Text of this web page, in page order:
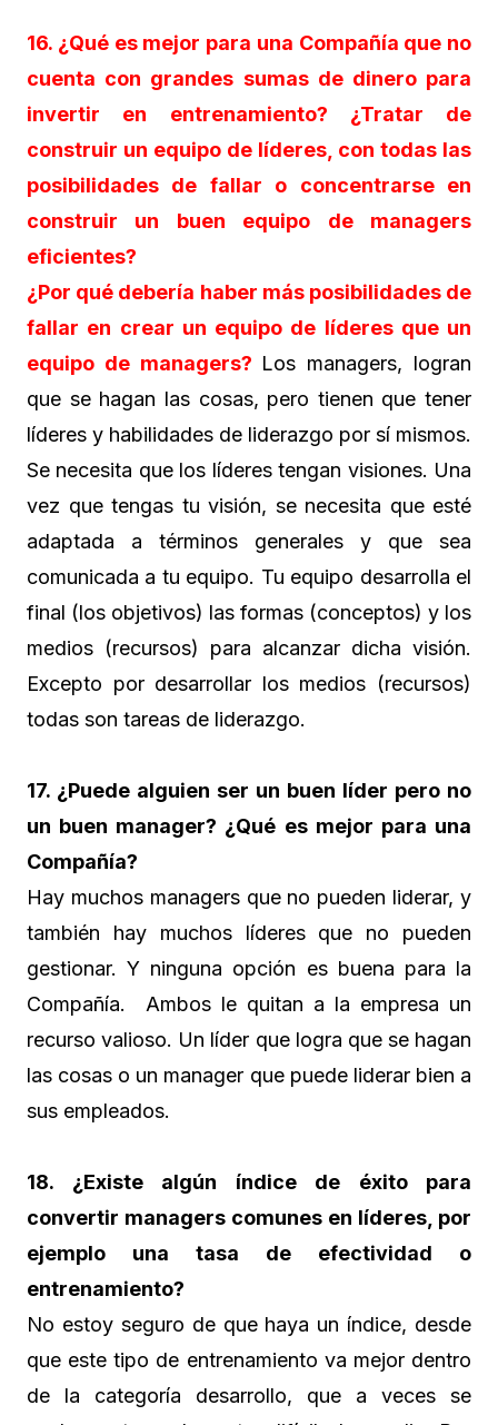
16. ¿Qué es mejor para una Compañía que no
cuenta con grandes sumas de dinero para
invertir en entrenamiento? ¿Tratar de
construir un equipo de líderes, con todas las
posibilidades de fallar o concentrarse en
construir un buen equipo de managers
eficientes?
¿Por qué debería haber más posibilidades de
fallar en crear un equipo de líderes que un
equipo de managers? Los managers, logran
que se hagan las cosas, pero tienen que tener
líderes y habilidades de liderazgo por sí mismos.
Se necesita que los líderes tengan visiones. Una
vez que tengas tu visión, se necesita que esté
adaptada a términos generales y que sea
comunicada a tu equipo. Tu equipo desarrolla el
final (los objetivos) las formas (conceptos) y los
medios (recursos) para alcanzar dicha visión.
Excepto por desarrollar los medios (recursos)
todas son tareas de liderazgo.
17. ¿Puede alguien ser un buen líder pero no
un buen manager? ¿Qué es mejor para una
Compañía?
Hay muchos managers que no pueden liderar, y
también hay muchos líderes que no pueden
gestionar. Y ninguna opción es buena para la
Compañía. Ambos le quitan a la empresa un
recurso valioso. Un líder que logra que se hagan
las cosas o un manager que puede liderar bien a
sus empleados.
18. ¿Existe algún índice de éxito para
convertir managers comunes en líderes, por
ejemplo una tasa de efectividad o
entrenamiento?
No estoy seguro de que haya un índice, desde
que este tipo de entrenamiento va mejor dentro
de la categoría desarrollo, que a veces se